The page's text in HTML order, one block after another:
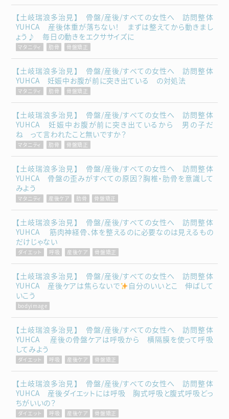
【土岐瑞浪多治見】 骨盤/産後/すべての女性へ 訪問整体
YUHCA 産後体重が落ちない！ まずは整えてから動きまし
ょう♪ 毎日の動きをエクササイズに
マタニティ 肋骨 骨盤矯正
【土岐瑞浪多治見】 骨盤/産後/すべての女性へ 訪問整体
YUHCA 妊娠中お腹が前に突き出ている の対処法
マタニティ 肋骨 骨盤矯正
【土岐瑞浪多治見】 骨盤/産後/すべての女性へ 訪問整体
YUHCA 妊娠中お腹が前に突き出ているから 男の子だ
ね って言われたこと無いですか？
マタニティ 肋骨 骨盤矯正
【土岐瑞浪多治見】 骨盤/産後/すべての女性へ 訪問整体
YUHCA 骨盤の歪みがすべての原因？胸椎・肋骨を意識して
みよう
マタニティ 産後ケア 肋骨 骨盤矯正
【土岐瑞浪多治見】 骨盤/産後/すべての女性へ 訪問整体
YUHCA 筋肉神経骨、体を整えるのに必要なのは見えるもの
だけじゃない
ダイエット 呼吸 産後ケア 骨盤矯正
【土岐瑞浪多治見】 骨盤/産後/すべての女性へ 訪問整体
YUHCA 産後ケアは焦らないで
自分のいいとこ 伸ばして
いこう
bodyimage
【土岐瑞浪多治見】 骨盤/産後/すべての女性へ 訪問整体
YUHCA 産後の骨盤ケアは呼吸から 横隔膜を使って呼吸
してみよう
ダイエット 呼吸 産後ケア 骨盤矯正
【土岐瑞浪多治見】 骨盤/産後/すべての女性へ 訪問整体
YUHCA 産後ダイエットには呼吸 胸式呼吸と腹式呼吸どっ
ちがいいの？
ダイエット 呼吸 産後ケア 骨盤矯正